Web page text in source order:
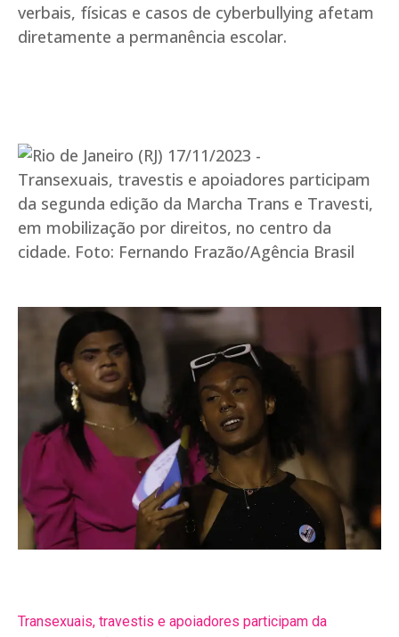
verbais, físicas e casos de cyberbullying afetam
diretamente a permanência escolar.
Transexuais, travestis e apoiadores participam da